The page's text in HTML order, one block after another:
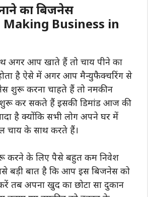
का बिजनेस
Business in
अगर आप खाते हैं तो चाय पीने का
है ऐसे में अगर आप मैन्युफैक्चरिंग से
शुरू करना चाहते हैं तो नमकीन
कर सकते हैं इसकी डिमांड आज की
है क्योंकि सभी लोग अपने घर में
चाय के साथ करते हैं।
करने के लिए पैसे बहुत कम निवेश
बड़ी बात है कि आप इस बिजनेस को
अपना खुद का छोटा सा दुकान